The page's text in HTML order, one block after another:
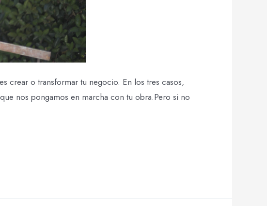
crear o transformar tu negocio. En los tres casos,
nos pongamos en marcha con tu obra.Pero si no